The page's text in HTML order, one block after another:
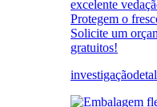
excelente
Protegem o
Solicite um
gratuitos!
investigação